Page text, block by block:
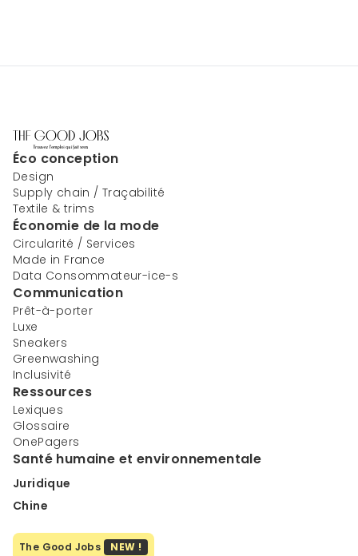
Éco conception
Design
Supply chain / Traçabilité
Textile & trims
Économie de la mode
Circularité / Services
Made in France
Data Consommateur-ice-s
Communication
Prêt-à-porter
Luxe
Sneakers
Greenwashing
Inclusivité
Ressources
Lexiques
Glossaire
OnePagers
Santé humaine et environnementale
Juridique
Chine
The Good Jobs NEW !